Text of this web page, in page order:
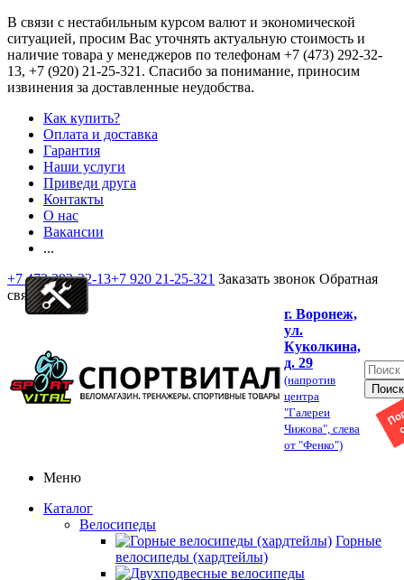
В связи с нестабильным курсом валют и экономической
ситуацией, просим Вас уточнять актуальную стоимость и
наличие товара у менеджеров по телефонам +7 (473) 292-32-
13, +7 (920) 21-25-321 . Спасибо за понимание, приносим
извинения за доставленные неудобства.
Как купить?
Оплата и доставка
Гарантия
Наши услуги
Приведи друга
Контакты
О нас
Вакансии
...
+7 473 292-32-13+7 920 21-25-321 Заказать звонок Обратная
связь
г. Воронеж,
ул.
Куколкина,
д. 29
(напротив
центра
"Галереи
Чижова", слева
от "Фенко")
Меню
Каталог
Велосипеды
Горные
велосипеды (хардтейлы)